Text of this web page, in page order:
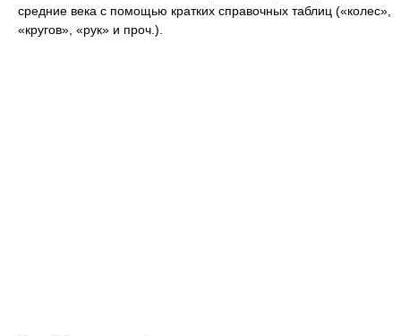
средние века с помощью кратких справочных таблиц («колес»,
«кругов», «рук» и проч.).